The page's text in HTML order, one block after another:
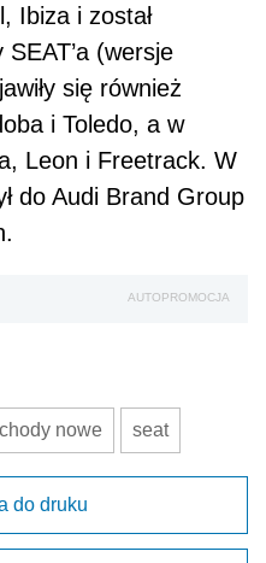
Ibiza i został
SEAT’a (wersje
się również
i Toledo, a w
Leon i Freetrack. W
do Audi Brand Group
AUTOPROMOCJA
nowe seat
do druku